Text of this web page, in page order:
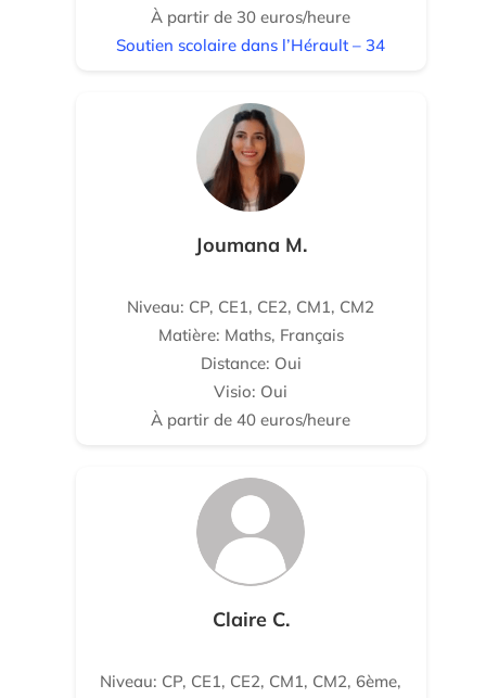
À partir de 30 euros/heure
Soutien scolaire dans l’Hérault – 34
Joumana M.
Niveau: CP, CE1, CE2, CM1, CM2
Matière: Maths, Français
Distance: Oui
Visio: Oui
À partir de 40 euros/heure
Claire C.
Niveau: CP, CE1, CE2, CM1, CM2, 6ème,